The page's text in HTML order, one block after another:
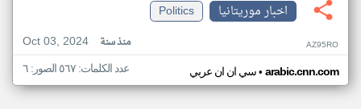
اخبار موريتانيا
Politics
Oct 03, 2024
منذ سنة AZ95RO
سي ان ان عربي• arabic.cnn.com عدد الكلمات: ٥٦٧ الصور: ٦